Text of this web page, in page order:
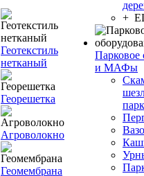
Геотекстиль
нетканый
Георешетка
Агроволокно
Геомембрана
+
Парковое
и МАФы